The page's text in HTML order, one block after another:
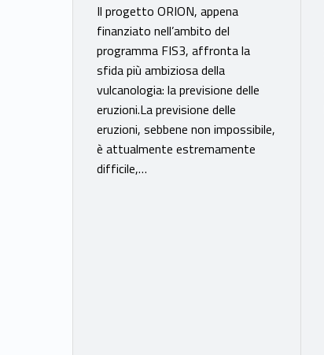
Il progetto ORION, appena
finanziato nell’ambito del
programma FIS3, affronta la
sfida più ambiziosa della
vulcanologia: la previsione delle
eruzioni.La previsione delle
eruzioni, sebbene non impossibile,
è attualmente estremamente
difficile,…